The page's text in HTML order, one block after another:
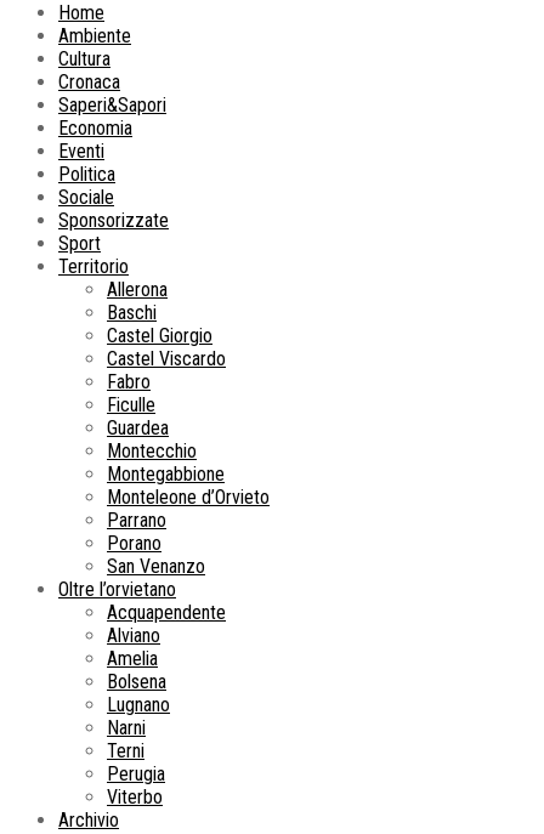
Home
Ambiente
Cultura
Cronaca
Saperi&Sapori
Economia
Eventi
Politica
Sociale
Sponsorizzate
Sport
Territorio
Allerona
Baschi
Castel Giorgio
Castel Viscardo
Fabro
Ficulle
Guardea
Montecchio
Montegabbione
Monteleone d’Orvieto
Parrano
Porano
San Venanzo
Oltre l’orvietano
Acquapendente
Alviano
Amelia
Bolsena
Lugnano
Narni
Terni
Perugia
Viterbo
Archivio